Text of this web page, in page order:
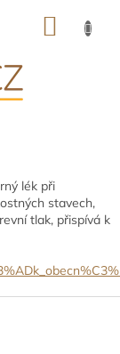
lék při
stavech,
tlak, přispívá k